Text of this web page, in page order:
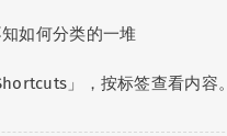
如何分类的一堆
」，按标签查看内容。